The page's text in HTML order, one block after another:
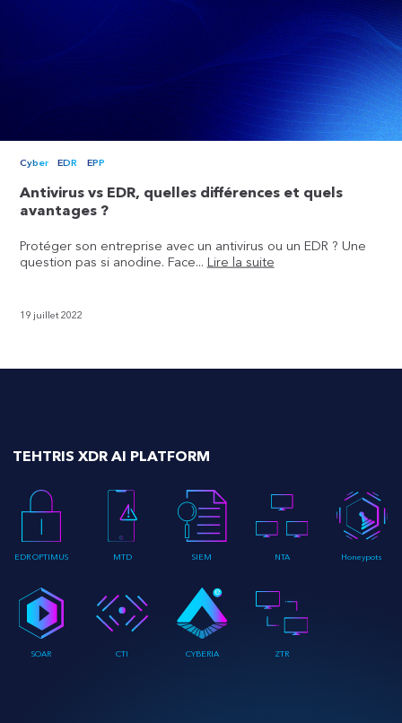
Cyber EDR EPP
Antivirus vs EDR, quelles différences et quels
avantages ?
Protéger son entreprise avec un antivirus ou un EDR ? Une
question pas si anodine. Face... Lire la suite
19 juillet 2022
TEHTRIS XDR AI PLATFORM
EDR OPTIMUS MTD SIEM NTA Honeypots
SOAR CTI CYBERIA ZTR